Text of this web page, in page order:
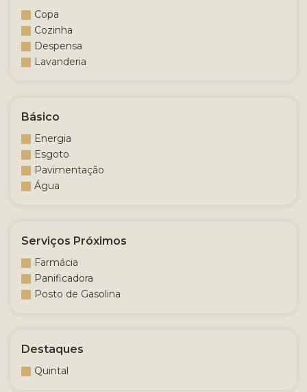
Copa
Cozinha
Despensa
Lavanderia
Básico
Energia
Esgoto
Pavimentação
Água
Serviços Próximos
Farmácia
Panificadora
Posto de Gasolina
Destaques
Quintal